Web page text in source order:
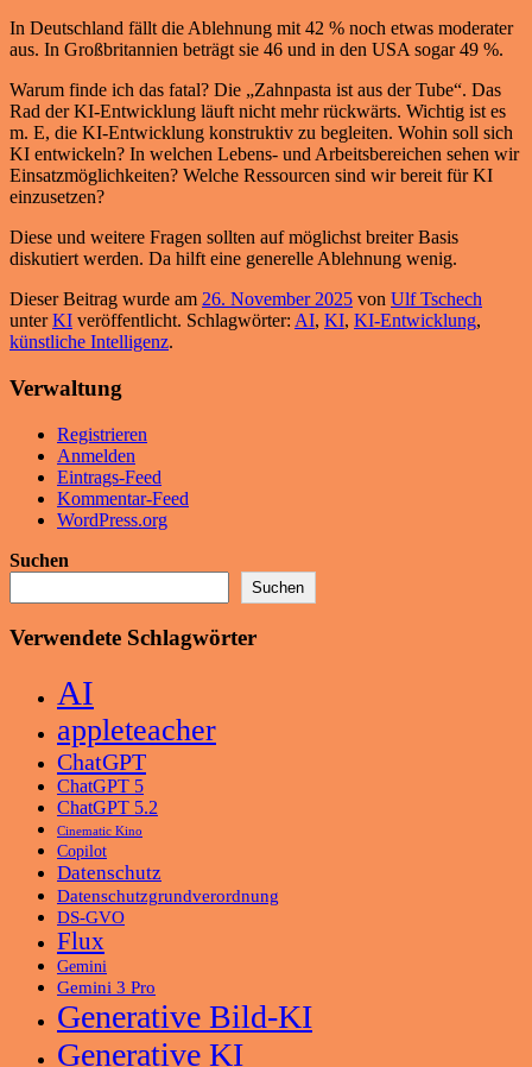
In Deutschland fällt die Ablehnung mit 42 % noch etwas moderater
aus. In Großbritannien beträgt sie 46 und in den USA sogar 49 %.
Warum finde ich das fatal? Die „Zahnpasta ist aus der Tube“. Das
Rad der KI-Entwicklung läuft nicht mehr rückwärts. Wichtig ist es
m. E, die KI-Entwicklung konstruktiv zu begleiten. Wohin soll sich
KI entwickeln? In welchen Lebens- und Arbeitsbereichen sehen wir
Einsatzmöglichkeiten? Welche Ressourcen sind wir bereit für KI
einzusetzen?
Diese und weitere Fragen sollten auf möglichst breiter Basis
diskutiert werden. Da hilft eine generelle Ablehnung wenig.
Dieser Beitrag wurde am 26. November 2025 von Ulf Tschech
unterKI veröffentlicht. Schlagwörter: AI, KI, KI-Entwicklung,
künstliche Intelligenz.
Verwaltung
Registrieren
Anmelden
Eintrags-Feed
Kommentar-Feed
WordPress.org
Suchen
Suchen
Verwendete Schlagwörter
AI
appleteacher
ChatGPT
ChatGPT 5
ChatGPT 5.2
Cinematic Kino
Copilot
Datenschutz
Datenschutzgrundverordnung
DS-GVO
Flux
Gemini
Gemini 3 Pro
Generative Bild-KI
Generative KI